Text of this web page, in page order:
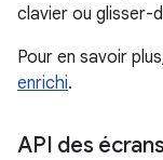
clavier ou glisser-
Pour en savoir
enrichi.
API des